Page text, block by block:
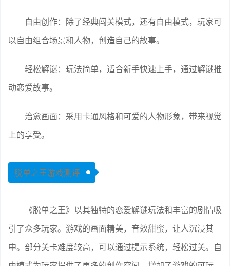
自由创作：除了经典闯关模式，还有自由模式，玩家可
以自由组合场景和人物，创造自己的故事。
轻松解谜：玩法简单，适合新手快速上手，通过解谜推
动恋爱故事。
治愈画面：采用卡通风格和可爱的人物形象，带来视觉
上的享受。
脱单之王游戏测评
《脱单之王》以其独特的恋爱解谜玩法和丰富的剧情吸
引了众多玩家。游戏的画面精美，音效甜蜜，让人沉浸其
中。部分关卡难度较高，可以通过提示系统，轻松过关。自